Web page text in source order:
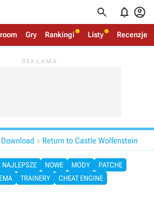
  
Gry Rankingi Listy Recenzje
Download  Return to Castle Wolfenstein
NAJLEPSZE NOWE MODY
PATCHE
TRAINERY CHEAT ENGINE